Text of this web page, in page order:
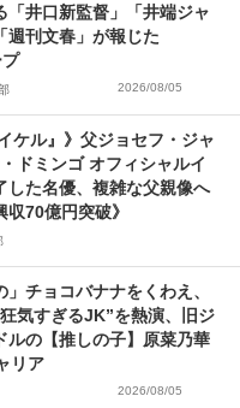
「井口新監督」「井端ジャ
刊文春」が報じた
2026/08/05
ケル』》父ジョセフ・ジャ
ドミンゴ オフィシャルイ
した名優、複雑な父親像へ
70億円突破》
」チョコバナナをくわえ、
気すぎるJK”を熱演、旧ジ
ルの【推しの子】原菜乃華
リア
2026/08/05